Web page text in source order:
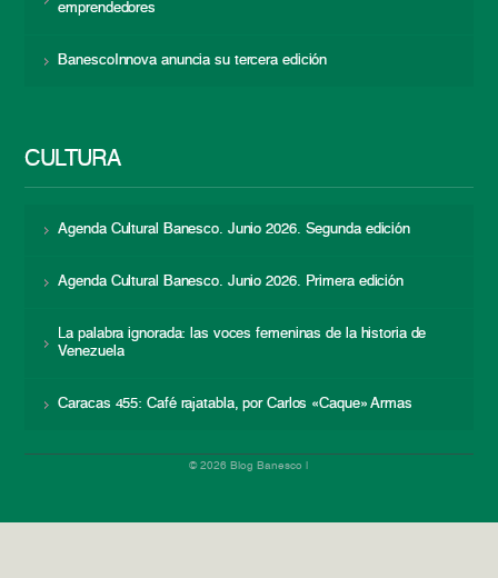
emprendedores
BanescoInnova anuncia su tercera edición
CULTURA
Agenda Cultural Banesco. Junio 2026. Segunda edición
Agenda Cultural Banesco. Junio 2026. Primera edición
La palabra ignorada: las voces femeninas de la historia de
Venezuela
Caracas 455: Café rajatabla, por Carlos «Caque» Armas
© 2026 Blog Banesco |